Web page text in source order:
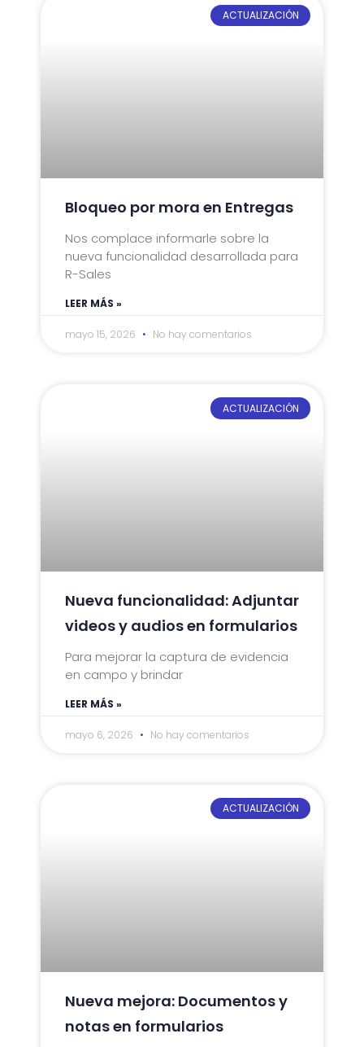
ACTUALIZACIÓN
Bloqueo por mora en Entregas
Nos complace informarle sobre la
nueva funcionalidad desarrollada para
R-Sales
LEER MÁS »
mayo 15, 2026 No hay comentarios
ACTUALIZACIÓN
Nueva funcionalidad: Adjuntar
videos y audios en formularios
Para mejorar la captura de evidencia
en campo y brindar
LEER MÁS »
mayo 6, 2026 No hay comentarios
ACTUALIZACIÓN
Nueva mejora: Documentos y
notas en formularios